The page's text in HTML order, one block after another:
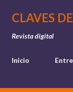
CLAVES
Revista digital
Inicio